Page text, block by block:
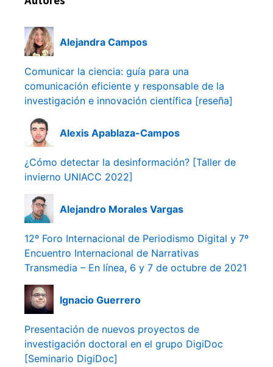
Alejandra Campos
Comunicar la ciencia: guía para una
comunicación eficiente y responsable de la
investigación e innovación científica [reseña]
Alexis Apablaza-Campos
¿Cómo detectar la desinformación? [Taller de
invierno UNIACC 2022]
Alejandro Morales Vargas
12º Foro Internacional de Periodismo Digital y 7º
Encuentro Internacional de Narrativas
Transmedia – En línea, 6 y 7 de octubre de 2021
Ignacio Guerrero
Presentación de nuevos proyectos de
investigación doctoral en el grupo DigiDoc
[Seminario DigiDoc]